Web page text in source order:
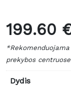
199.60
prekybos
Dydis